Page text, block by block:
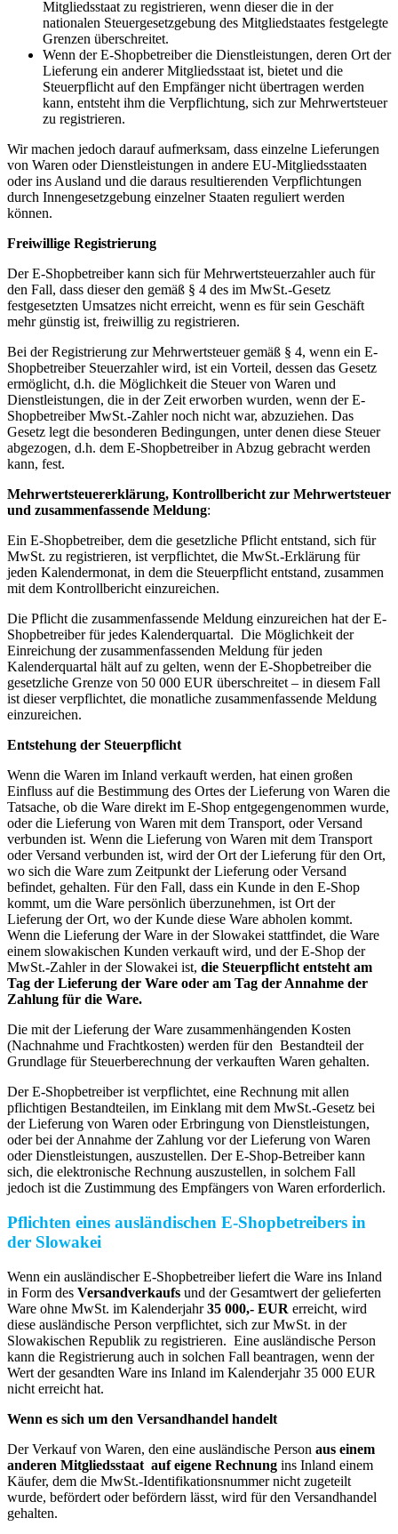
Mitgliedsstaat zu registrieren, wenn dieser die in der
nationalen Steuergesetzgebung des Mitgliedstaates festgelegte
Grenzen überschreitet.
Wenn der E-Shopbetreiber die Dienstleistungen, deren Ort der
Lieferung ein anderer Mitgliedsstaat ist, bietet und die
Steuerpflicht auf den Empfänger nicht übertragen werden
kann, entsteht ihm die Verpflichtung, sich zur Mehrwertsteuer
zu registrieren.
Wir machen jedoch darauf aufmerksam, dass einzelne Lieferungen
von Waren oder Dienstleistungen in andere EU-Mitgliedsstaaten
oder ins Ausland und die daraus resultierenden Verpflichtungen
durch Innengesetzgebung einzelner Staaten reguliert werden
können.
Freiwillige Registrierung
Der E-Shopbetreiber kann sich für Mehrwertsteuerzahler auch für
den Fall, dass dieser den gemäß § 4 des im MwSt.-Gesetz
festgesetzten Umsatzes nicht erreicht, wenn es für sein Geschäft
mehr günstig ist, freiwillig zu registrieren.
Bei der Registrierung zur Mehrwertsteuer gemäß § 4, wenn ein E-
Shopbetreiber Steuerzahler wird, ist ein Vorteil, dessen das Gesetz
ermöglicht, d.h. die Möglichkeit die Steuer von Waren und
Dienstleistungen, die in der Zeit erworben wurden, wenn der E-
Shopbetreiber MwSt.-Zahler noch nicht war, abzuziehen. Das
Gesetz legt die besonderen Bedingungen, unter denen diese Steuer
abgezogen, d.h. dem E-Shopbetreiber in Abzug gebracht werden
kann, fest.
Mehrwertsteuererklärung, Kontrollbericht zur Mehrwertsteuer
und zusammenfassende Meldung:
Ein E-Shopbetreiber, dem die gesetzliche Pflicht entstand, sich für
MwSt. zu registrieren, ist verpflichtet, die MwSt.-Erklärung für
jeden Kalendermonat, in dem die Steuerpflicht entstand, zusammen
mit dem Kontrollbericht einzureichen.
Die Pflicht die zusammenfassende Meldung einzureichen hat der E-
Shopbetreiber für jedes Kalenderquartal. Die Möglichkeit der
Einreichung der zusammenfassenden Meldung für jeden
Kalenderquartal hält auf zu gelten, wenn der E-Shopbetreiber die
gesetzliche Grenze von 50 000 EUR überschreitet – in diesem Fall
ist dieser verpflichtet, die monatliche zusammenfassende Meldung
einzureichen.
Entstehung der Steuerpflicht
Wenn die Waren im Inland verkauft werden, hat einen großen
Einfluss auf die Bestimmung des Ortes der Lieferung von Waren die
Tatsache, ob die Ware direkt im E-Shop entgegengenommen wurde,
oder die Lieferung von Waren mit dem Transport, oder Versand
verbunden ist. Wenn die Lieferung von Waren mit dem Transport
oder Versand verbunden ist, wird der Ort der Lieferung für den Ort,
wo sich die Ware zum Zeitpunkt der Lieferung oder Versand
befindet, gehalten. Für den Fall, dass ein Kunde in den E-Shop
kommt, um die Ware persönlich überzunehmen, ist Ort der
Lieferung der Ort, wo der Kunde diese Ware abholen kommt.
Wenn die Lieferung der Ware in der Slowakei stattfindet, die Ware
einem slowakischen Kunden verkauft wird, und der E-Shop der
MwSt.-Zahler in der Slowakei ist, die Steuerpflicht entsteht am
Tag der Lieferung der Ware oder am Tag der Annahme der
Zahlung für die Ware.
Die mit der Lieferung der Ware zusammenhängenden Kosten
(Nachnahme und Frachtkosten) werden für den Bestandteil der
Grundlage für Steuerberechnung der verkauften Waren gehalten.
Der E-Shopbetreiber ist verpflichtet, eine Rechnung mit allen
pflichtigen Bestandteilen, im Einklang mit dem MwSt.-Gesetz bei
der Lieferung von Waren oder Erbringung von Dienstleistungen,
oder bei der Annahme der Zahlung vor der Lieferung von Waren
oder Dienstleistungen, auszustellen. Der E-Shop-Betreiber kann
sich, die elektronische Rechnung auszustellen, in solchem Fall
jedoch ist die Zustimmung des Empfängers von Waren erforderlich.
Pflichten eines ausländischen E-Shopbetreibers in
der Slowakei
Wenn ein ausländischer E-Shopbetreiber liefert die Ware ins Inland
in Form des Versandverkaufs und der Gesamtwert der gelieferten
Ware ohne MwSt. im Kalenderjahr35 000,- EUR erreicht, wird
diese ausländische Person verpflichtet, sich zur MwSt. in der
Slowakischen Republik zu registrieren. Eine ausländische Person
kann die Registrierung auch in solchen Fall beantragen, wenn der
Wert der gesandten Ware ins Inland im Kalenderjahr 35 000 EUR
nicht erreicht hat.
Wenn es sich um den Versandhandel handelt
Der Verkauf von Waren, den eine ausländische Person aus einem
anderen Mitgliedsstaat auf eigene Rechnung ins Inland einem
Käufer, dem die MwSt.-Identifikationsnummer nicht zugeteilt
wurde, befördert oder befördern lässt, wird für den Versandhandel
gehalten.